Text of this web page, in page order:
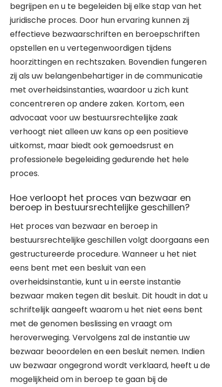
begrijpen en u te begeleiden bij elke stap van het
juridische proces. Door hun ervaring kunnen zij
effectieve bezwaarschriften en beroepschriften
opstellen en u vertegenwoordigen tijdens
hoorzittingen en rechtszaken. Bovendien fungeren
zij als uw belangenbehartiger in de communicatie
met overheidsinstanties, waardoor u zich kunt
concentreren op andere zaken. Kortom, een
advocaat voor uw bestuursrechtelijke zaak
verhoogt niet alleen uw kans op een positieve
uitkomst, maar biedt ook gemoedsrust en
professionele begeleiding gedurende het hele
proces.
Hoe verloopt het proces van bezwaar en
beroep in bestuursrechtelijke geschillen?
Het proces van bezwaar en beroep in
bestuursrechtelijke geschillen volgt doorgaans een
gestructureerde procedure. Wanneer u het niet
eens bent met een besluit van een
overheidsinstantie, kunt u in eerste instantie
bezwaar maken tegen dit besluit. Dit houdt in dat u
schriftelijk aangeeft waarom u het niet eens bent
met de genomen beslissing en vraagt om
heroverweging. Vervolgens zal de instantie uw
bezwaar beoordelen en een besluit nemen. Indien
uw bezwaar ongegrond wordt verklaard, heeft u de
mogelijkheid om in beroep te gaan bij de